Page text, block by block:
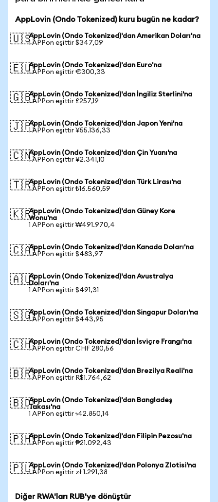
AppLovin (Ondo Tokenized) kuru bugün ne kadar?
🇺🇸AppLovin (Ondo Tokenized)'dan Amerikan Doları'na
1 APPon eşittir $347,09
🇪🇺AppLovin (Ondo Tokenized)'dan Euro'na
1 APPon eşittir €300,33
🇬🇧AppLovin (Ondo Tokenized)'dan İngiliz Sterlini'na
1 APPon eşittir £257,19
🇯🇵AppLovin (Ondo Tokenized)'dan Japon Yeni'na
1 APPon eşittir ¥55.136,33
🇨🇳AppLovin (Ondo Tokenized)'dan Çin Yuanı'na
1 APPon eşittir ¥2.341,10
🇹🇷AppLovin (Ondo Tokenized)'dan Türk Lirası'na
1 APPon eşittir ₺16.560,59
🇰🇷AppLovin (Ondo Tokenized)'dan Güney Kore
Wonu'na
1 APPon eşittir ₩491.970,4
🇨🇦AppLovin (Ondo Tokenized)'dan Kanada Doları'na
1 APPon eşittir $483,97
🇦🇺AppLovin (Ondo Tokenized)'dan Avustralya
Doları'na
1 APPon eşittir $491,31
🇸🇬AppLovin (Ondo Tokenized)'dan Singapur Doları'na
1 APPon eşittir $443,95
🇨🇭AppLovin (Ondo Tokenized)'dan İsviçre Frangı'na
1 APPon eşittir CHF 280,56
🇧🇷AppLovin (Ondo Tokenized)'dan Brezilya Reali'na
1 APPon eşittir R$1.764,62
🇧🇩AppLovin (Ondo Tokenized)'dan Bangladeş
Takası'na
1 APPon eşittir ৳42.850,14
🇵🇭AppLovin (Ondo Tokenized)'dan Filipin Pezosu'na
1 APPon eşittir ₱21.092,43
🇵🇱AppLovin (Ondo Tokenized)'dan Polonya Zlotisi'na
1 APPon eşittir zł 1.291,38
Diğer RWA'ları RUB'ye dönüştür